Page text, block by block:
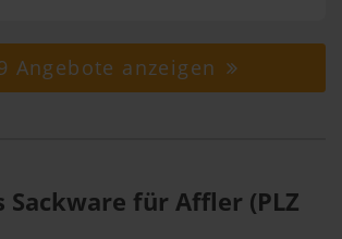
Angebote anzeigen
Sackware für Affler (PLZ